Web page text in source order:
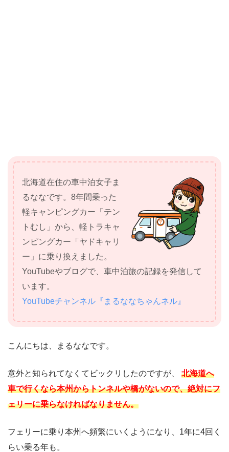
北海道在住の車中泊女子ま
るななです。8年間乗った
軽キャンピングカー「テン
トむし」から、軽トラキャ
ンピングカー「ヤドキャリ
ー」に乗り換えました。
YouTubeやブログで、車中泊旅の記録を発信して
います。
YouTubeチャンネル『まるななちゃんネル』
こんにちは、まるななです。
意外と知られてなくてビックリしたのですが、
北海道へ
車で行くなら本州からトンネルや橋がないので、絶対にフ
ェリーに乗らなければなりません。
フェリーに乗り本州へ頻繁にいくようになり、1年に4回く
らい乗る年も。